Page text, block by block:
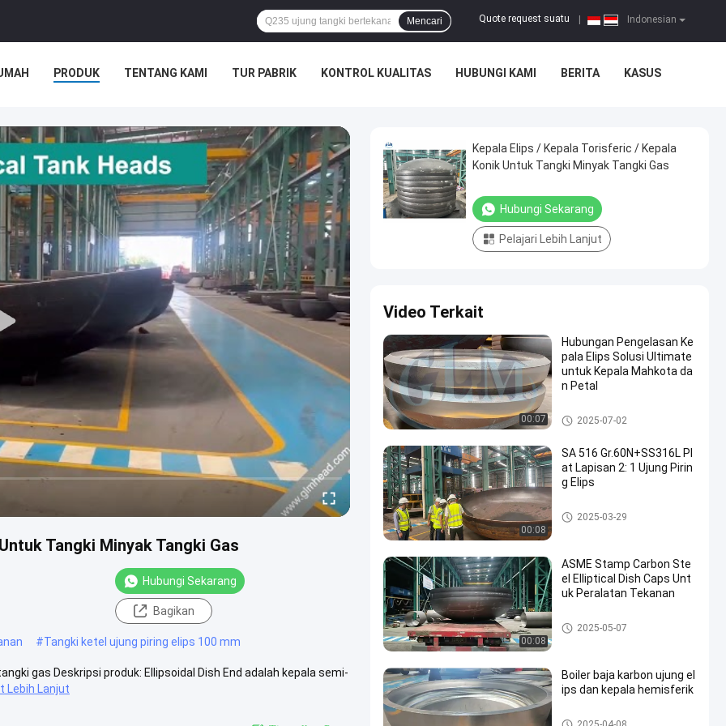
Indonesian
Quote request suatu
Mencari
PRODUK TENTANG KAMI TUR PABRIK KONTROL KUALITAS HUBUNGI KAMI BERITA KASUS
Tangki Minyak Tangki Gas
Hubungi Sekarang
Bagikan
#Tangki ketel ujung piring elips 100 mm
gas Deskripsi produk: Ellipsoidal Dish End adalah kepala semi-
Lebih Lanjut
Kepala Elips / Kepala Torisferic / Kepala
Konik Untuk Tangki Minyak Tangki Gas
Hubungi Sekarang
Pelajari Lebih Lanjut
Video Terkait
00:07
Hubungan Pengelasan Ke
pala Elips Solusi Ultimate
untuk Kepala Mahkota da
n Petal
Kepala tangki yang sudah dire
bus
2025-07-02
00:08
SA 516 Gr.60N+SS316L Pl
at Lapisan 2: 1 Ujung Pirin
g Elips
Ujung piring elips
2025-03-29
00:08
ASME Stamp Carbon Ste
el Elliptical Dish Caps Unt
uk Peralatan Tekanan
Ujung piring elips
2025-05-07
Boiler baja karbon ujung el
ips dan kepala hemisferik
Ujung piring elips